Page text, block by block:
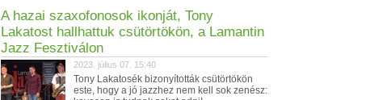
A hazai szaxofonosok ikonját, Tony
Lakatost hallhattuk csütörtökön, a Lamantin
Jazz Fesztiválon
2023. július 07. 15:40
Tony Lakatosék bizonyították csütörtökön
este, hogy a jó jazzhez nem kell sok zenész: